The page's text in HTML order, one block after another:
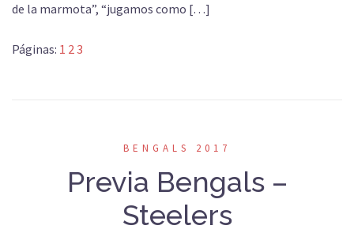
de la marmota”, “jugamos como […]
Páginas: 1 23
BENGALS 2017
Previa Bengals –
Steelers